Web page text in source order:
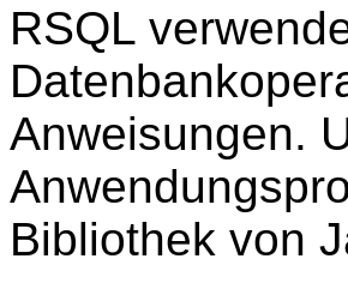
RSQL
Anweisungen.
Bibliothek von